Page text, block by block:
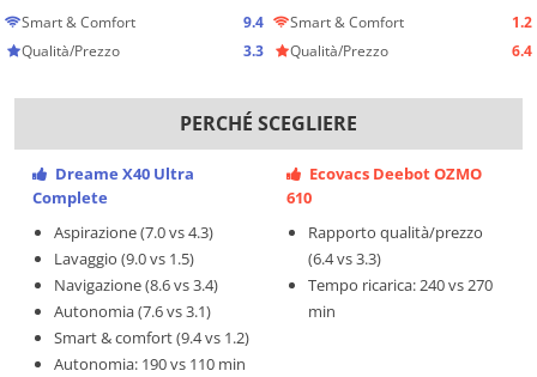
Smart & Comfort
9.4
Qualità/Prezzo
3.3
Smart & Comfort
1.2
Qualità/Prezzo
6.4
PERCHÉ SCEGLIERE
Dreame X40 Ultra
Complete
Aspirazione (7.0 vs 4.3)
Lavaggio (9.0 vs 1.5)
Navigazione (8.6 vs 3.4)
Autonomia (7.6 vs 3.1)
Smart & comfort (9.4 vs 1.2)
Autonomia: 190 vs 110 min
Ecovacs Deebot OZMO
610
Rapporto qualità/prezzo
(6.4 vs 3.3)
Tempo ricarica: 240 vs 270
min